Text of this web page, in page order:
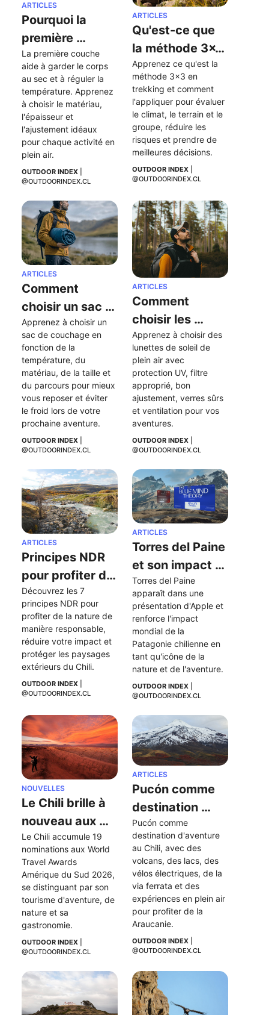
ARTICLES
Pourquoi la
première
couche est-elle
si importante
dans les
activités de
plein air ?
La première couche
aide à garder le corps
au sec et à réguler la
température. Apprenez
à choisir le matériau,
l'épaisseur et
l'ajustement idéaux
pour chaque activité en
plein air.
OUTDOOR INDEX
@OUTDOORINDEX.CL
ARTICLES
Qu'est-ce que
la méthode 3x3
en trekking et
pourquoi
devriez-vous
l'appliquer ?
Apprenez ce qu'est la
méthode 3x3 en
trekking et comment
l'appliquer pour évaluer
le climat, le terrain et le
groupe, réduire les
risques et prendre de
meilleures décisions.
OUTDOOR INDEX
@OUTDOORINDEX.CL
ARTICLES
Comment
choisir un sac
de couchage :
température,
matériaux et
conseils clés
Apprenez à choisir un
sac de couchage en
fonction de la
température, du
matériau, de la taille et
du parcours pour mieux
vous reposer et éviter
le froid lors de votre
prochaine aventure.
OUTDOOR INDEX
@OUTDOORINDEX.CL
ARTICLES
Comment
choisir les
lunettes de
soleil parfaites
pour mes
activités en
plein air ?
Apprenez à choisir des
lunettes de soleil de
plein air avec
protection UV, filtre
approprié, bon
ajustement, verres sûrs
et ventilation pour vos
aventures.
OUTDOOR INDEX
@OUTDOORINDEX.CL
ARTICLES
Principes NDR
pour profiter de
la nature de
manière
responsable
Découvrez les 7
principes NDR pour
profiter de la nature de
manière responsable,
réduire votre impact et
protéger les paysages
extérieurs du Chili.
OUTDOOR INDEX
@OUTDOORINDEX.CL
ARTICLES
Torres del Paine
et son impact
après être
apparues dans
une
présentation
d'Apple
Torres del Paine
apparaît dans une
présentation d'Apple et
renforce l'impact
mondial de la
Patagonie chilienne en
tant qu'icône de la
nature et de l'aventure.
OUTDOOR INDEX
@OUTDOORINDEX.CL
NOUVELLES
Le Chili brille à
nouveau aux
World Travel
Awards
Amérique du
Sud 2026
Le Chili accumule 19
nominations aux World
Travel Awards
Amérique du Sud 2026,
se distinguant par son
tourisme d'aventure, de
nature et sa
gastronomie.
OUTDOOR INDEX
@OUTDOORINDEX.CL
ARTICLES
Pucón comme
destination
d'aventure au
Chili
Pucón comme
destination d'aventure
au Chili, avec des
volcans, des lacs, des
vélos électriques, de la
via ferrata et des
expériences en plein air
pour profiter de la
Araucanie.
OUTDOOR INDEX
@OUTDOORINDEX.CL